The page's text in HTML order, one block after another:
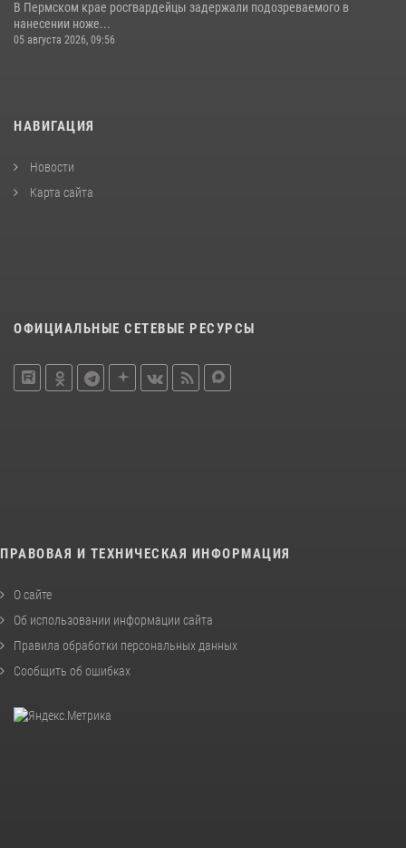
В Пермском крае росгвардейцы задержали подозреваемого в
нанесении ноже...
05 августа 2026, 09:56
НАВИГАЦИЯ
Новости
Карта сайта
ОФИЦИАЛЬНЫЕ СЕТЕВЫЕ РЕСУРСЫ
ПРАВОВАЯ И ТЕХНИЧЕСКАЯ ИНФОРМАЦИЯ
О сайте
Об использовании информации сайта
Правила обработки персональных данных
Сообщить об ошибках